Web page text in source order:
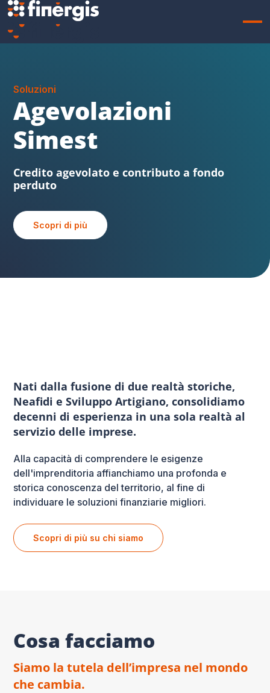
Soluzioni
Sabatini FVG
contributo a fondo perduto
Scopri di più
Nati dalla fusione di due realtà storiche,
Neafidi e Sviluppo Artigiano, consolidiamo
decenni di esperienza in una sola realtà al
servizio delle imprese.
Alla capacità di comprendere le esigenze
dell'imprenditoria affianchiamo una profonda e
storica conoscenza del territorio, al fine di
individuare le soluzioni finanziarie migliori.
Scopri di più su chi siamo
Cosa facciamo
Siamo la tutela dell’impresa nel mondo
che cambia.